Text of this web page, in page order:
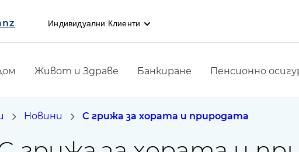
Индивидуални Клиенти
Живот и Здраве Банкиране Пенсионно
Новини С грижа за хората и природата